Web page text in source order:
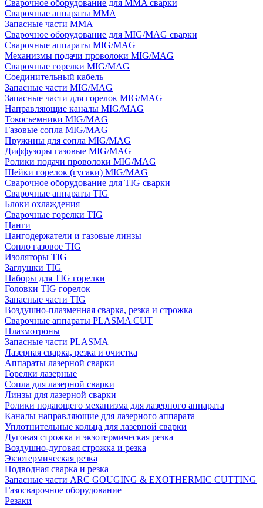
Сварочное оборудование для MMA сварки
Сварочные аппараты MMA
Запасные части MMA
Сварочное оборудование для MIG/MAG сварки
Сварочные аппараты MIG/MAG
Механизмы подачи проволоки MIG/MAG
Сварочные горелки MIG/MAG
Соединительный кабель
Запасные части MIG/MAG
Запасные части для горелок MIG/MAG
Направляющие каналы MIG/MAG
Токосъемники MIG/MAG
Газовые сопла MIG/MAG
Пружины для сопла MIG/MAG
Диффузоры газовые MIG/MAG
Ролики подачи проволоки MIG/MAG
Шейки горелок (гусаки) MIG/MAG
Сварочное оборудование для TIG сварки
Сварочные аппараты TIG
Блоки охлаждения
Сварочные горелки TIG
Цанги
Цангодержатели и газовые линзы
Сопло газовое TIG
Изоляторы TIG
Заглушки TIG
Наборы для TIG горелки
Головки TIG горелок
Запасные части TIG
Воздушно-плазменная сварка, резка и строжка
Сварочные аппараты PLASMA CUT
Плазмотроны
Запасные части PLASMA
Лазерная сварка, резка и очистка
Аппараты лазерной сварки
Горелки лазерные
Сопла для лазерной сварки
Линзы для лазерной сварки
Ролики подающего механизма для лазерного аппарата
Каналы направляющие для лазерного аппарата
Уплотнительные кольца для лазерной сварки
Дуговая строжка и экзотермическая резка
Воздушно-дуговая строжка и резка
Экзотермическая резка
Подводная сварка и резка
Запасные части ARC GOUGING & EXOTHERMIC CUTTING
Газосварочное оборудование
Резаки